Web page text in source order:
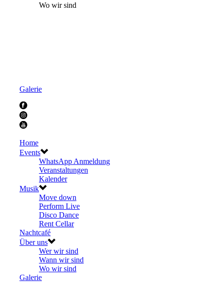
Wo wir sind
Galerie
Home
Events
WhatsApp Anmeldung
Veranstaltungen
Kalender
Musik
Move down
Perform Live
Disco Dance
Rent Cellar
Nachtcafé
Über uns
Wer wir sind
Wann wir sind
Wo wir sind
Galerie